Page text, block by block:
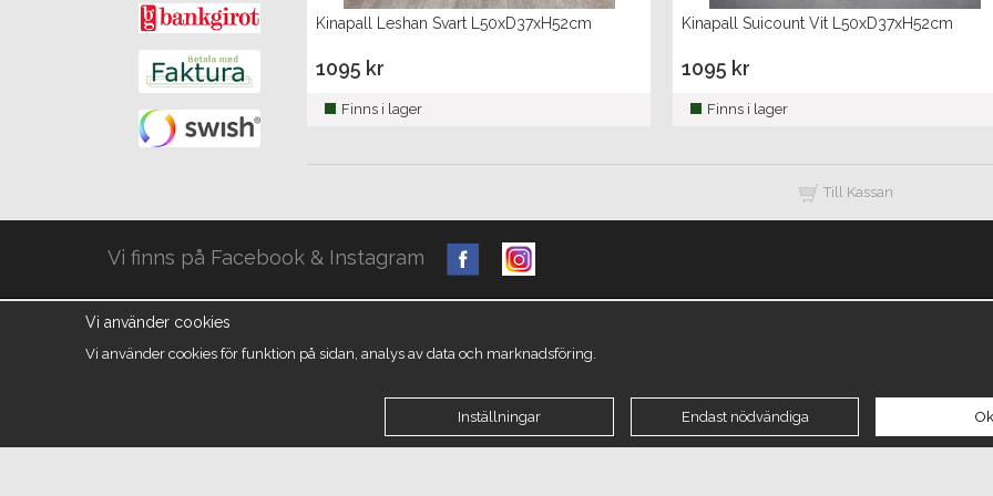
Kinapall Leshan Svart L50xD37xH52cm
1095 kr
Finns i lager
Kinapall Suicount Vit L50xD37xH52cm
1095 kr
Finns i lager
Till Kassan
Vi finns på Facebook & Instagram
Om oss
Kundtrygghet
Integritetspolicy
Vi använder cookies
Vi använder cookies för funktion på sidan, analys av data och marknadsföring.
Inställningar Endast nödvändiga